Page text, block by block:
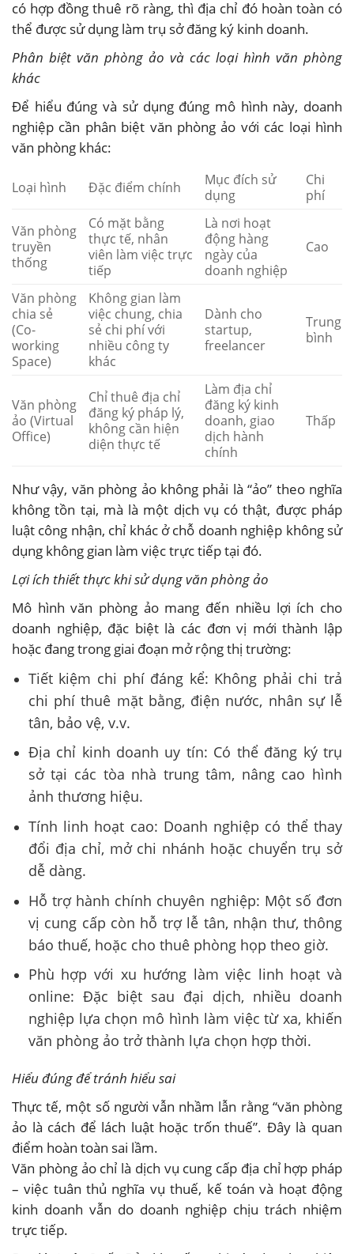
có hợp đồng thuê rõ ràng, thì địa chỉ đó hoàn toàn có
thể được sử dụng làm trụ sở đăng ký kinh doanh.
Phân biệt văn phòng ảo và các loại hình văn phòng
khác
Để hiểu đúng và sử dụng đúng mô hình này, doanh
nghiệp cần phân biệt văn phòng ảo với các loại hình
văn phòng khác:
Loại hình Đặc điểm chính
Mục đích sử
dụng
Chi
phí
Văn phòng
truyền
thống
Có mặt bằng
thực tế, nhân
viên làm việc trực
tiếp
Là nơi hoạt
động hàng
ngày của
doanh nghiệp
Cao
Văn phòng
chia sẻ
(Co-
working
Space)
Không gian làm
việc chung, chia
sẻ chi phí với
nhiều công ty
khác
Dành cho
startup,
freelancer
Trung
bình
Văn phòng
ảo (Virtual
Office)
Chỉ thuê địa chỉ
đăng ký pháp lý,
không cần hiện
diện thực tế
Làm địa chỉ
đăng ký kinh
doanh, giao
dịch hành
chính
Thấp
Như vậy, văn phòng ảo không phải là “ảo” theo nghĩa
không tồn tại, mà là một dịch vụ có thật, được pháp
luật công nhận, chỉ khác ở chỗ doanh nghiệp không sử
dụng không gian làm việc trực tiếp tại đó.
Lợi ích thiết thực khi sử dụng văn phòng ảo
Mô hình văn phòng ảo mang đến nhiều lợi ích cho
doanh nghiệp, đặc biệt là các đơn vị mới thành lập
hoặc đang trong giai đoạn mở rộng thị trường:
Tiết kiệm chi phí đáng kể: Không phải chi trả
chi phí thuê mặt bằng, điện nước, nhân sự lễ
tân, bảo vệ, v.v.
Địa chỉ kinh doanh uy tín: Có thể đăng ký trụ
sở tại các tòa nhà trung tâm, nâng cao hình
ảnh thương hiệu.
Tính linh hoạt cao: Doanh nghiệp có thể thay
đổi địa chỉ, mở chi nhánh hoặc chuyển trụ sở
dễ dàng.
Hỗ trợ hành chính chuyên nghiệp: Một số đơn
vị cung cấp còn hỗ trợ lễ tân, nhận thư, thông
báo thuế, hoặc cho thuê phòng họp theo giờ.
Phù hợp với xu hướng làm việc linh hoạt và
online: Đặc biệt sau đại dịch, nhiều doanh
nghiệp lựa chọn mô hình làm việc từ xa, khiến
văn phòng ảo trở thành lựa chọn hợp thời.
Hiểu đúng để tránh hiểu sai
Thực tế, một số người vẫn nhầm lẫn rằng “văn phòng
ảo là cách để lách luật hoặc trốn thuế”. Đây là quan
điểm hoàn toàn sai lầm.
Văn phòng ảo chỉ là dịch vụ cung cấp địa chỉ hợp pháp
– việc tuân thủ nghĩa vụ thuế, kế toán và hoạt động
kinh doanh vẫn do doanh nghiệp chịu trách nhiệm
trực tiếp.